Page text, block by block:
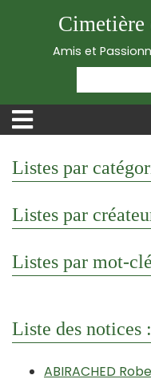
Cimetière
Amis et
Listes par
Listes par
Listes par mot-clé
Liste des notices
ABIRACHED